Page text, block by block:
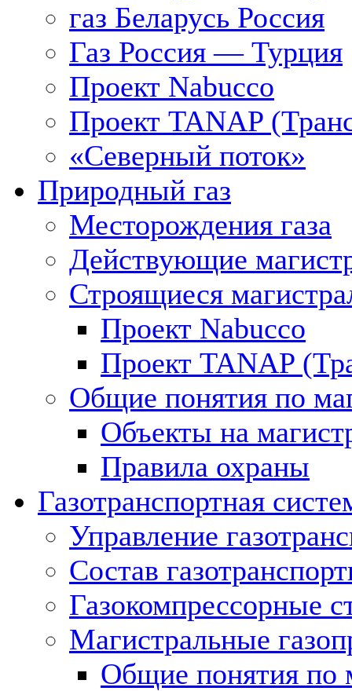
газ Беларусь Россия
Газ Россия — Турция
Проект Nabucco
Проект TANAP
«Северный поток»
Природный газ
Месторождения газа
Действующие
Строящиеся
Проект Nabucco
Проект TANAP
Общие понятия по
Объекты на
Правила охраны
Газотранспортная
Управление
Состав
Газокомпрессорные
Магистральные
Общие понятия по